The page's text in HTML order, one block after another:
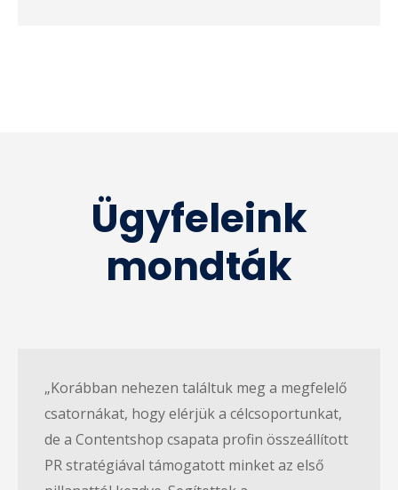
Ügyfeleink
mondták
„Korábban nehezen találtuk meg a megfelelő
csatornákat, hogy elérjük a célcsoportunkat,
de a Contentshop csapata profin összeállított
PR stratégiával támogatott minket az első